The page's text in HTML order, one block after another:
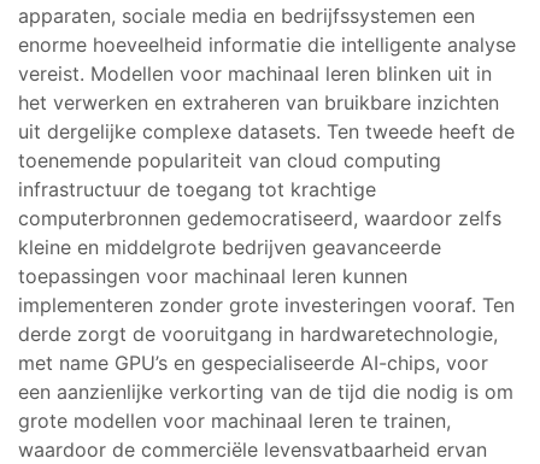
apparaten, sociale media en bedrijfssystemen een
enorme hoeveelheid informatie die intelligente analyse
vereist. Modellen voor machinaal leren blinken uit in
het verwerken en extraheren van bruikbare inzichten
uit dergelijke complexe datasets. Ten tweede heeft de
toenemende populariteit van cloud computing
infrastructuur de toegang tot krachtige
computerbronnen gedemocratiseerd, waardoor zelfs
kleine en middelgrote bedrijven geavanceerde
toepassingen voor machinaal leren kunnen
implementeren zonder grote investeringen vooraf. Ten
derde zorgt de vooruitgang in hardwaretechnologie,
met name GPU’s en gespecialiseerde AI-chips, voor
een aanzienlijke verkorting van de tijd die nodig is om
grote modellen voor machinaal leren te trainen,
waardoor de commerciële levensvatbaarheid ervan